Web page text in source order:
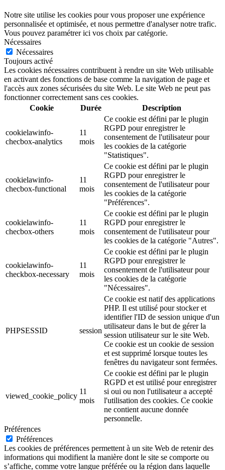
Notre site utilise les cookies pour vous proposer une expérience
personnalisée et optimisée, et nous permettre d'analyser notre trafic.
Vous pouvez paramétrer ici vos choix par catégorie.
Nécessaires
Nécessaires
Toujours activé
Les cookies nécessaires contribuent à rendre un site Web utilisable
en activant des fonctions de base comme la navigation de page et
l'accès aux zones sécurisées du site Web. Le site Web ne peut pas
fonctionner correctement sans ces cookies.
Cookie
Durée Description
cookielawinfo-
checbox-analytics
11
mois
Ce cookie est défini par le plugin
RGPD pour enregistrer le
consentement de l'utilisateur pour
les cookies de la catégorie
"Statistiques".
cookielawinfo-
checbox-functional
11
mois
Ce cookie est défini par le plugin
RGPD pour enregistrer le
consentement de l'utilisateur pour
les cookies de la catégorie
"Préférences".
cookielawinfo-
checbox-others
11
mois
Ce cookie est défini par le plugin
RGPD pour enregistrer le
consentement de l'utilisateur pour
les cookies de la catégorie "Autres".
cookielawinfo-
checkbox-necessary
11
mois
Ce cookie est défini par le plugin
RGPD pour enregistrer le
consentement de l'utilisateur pour
les cookies de la catégorie
"Nécessaires".
PHPSESSID session
Ce cookie est natif des applications
PHP. Il est utilisé pour stocker et
identifier l'ID de session unique d'un
utilisateur dans le but de gérer la
session utilisateur sur le site Web.
Ce cookie est un cookie de session
et est supprimé lorsque toutes les
fenêtres du navigateur sont fermées.
viewed_cookie_policy
11
mois
Ce cookie est défini par le plugin
RGPD et est utilisé pour enregistrer
si oui ou non l'utilisateur a accepté
l'utilisation des cookies. Ce cookie
ne contient aucune donnée
personnelle.
Préférences
Préférences
Les cookies de préférences permettent à un site Web de retenir des
informations qui modifient la manière dont le site se comporte ou
s’affiche, comme votre langue préférée ou la région dans laquelle